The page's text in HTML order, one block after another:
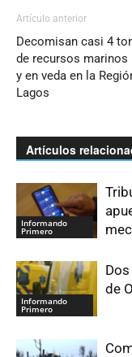
Artículo anterior
Decomisan casi 4
de recursos marinos
y en veda en la
Lagos
Artículos
Informando
Primero
Informando
Primero
de